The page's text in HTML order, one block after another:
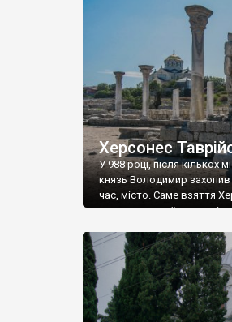
візантійської доби.
культурної спадщини
Офіційно – на виставку
влада в Україні
Херсонес
У 988 році, після кількох
князь Володимир захопив
час, місто. Саме взяття
диктувати свої умови
Херсонесі Володимир-
християнином. А потім
Херсонесу Таврійського